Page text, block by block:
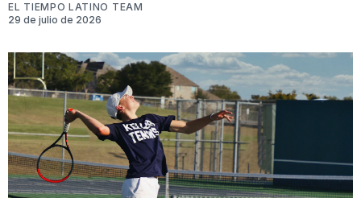
EL TIEMPO LATINO TEAM
29 de julio de 2026